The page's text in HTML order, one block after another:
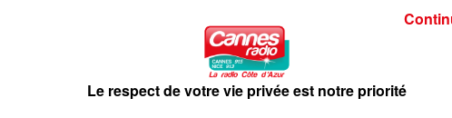
23 mai 2026
Le respect de votre vie privée est notre priorité